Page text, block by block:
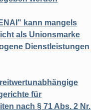
kann mangels
als Unionsmarke
Dienstleistungen
für
nach § 71 Abs. 2 Nr.